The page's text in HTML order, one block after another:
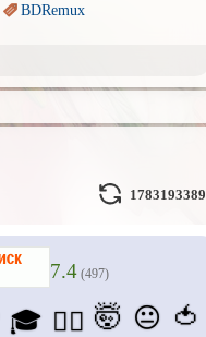
BDRemux
Антиутопия
Индийское кино
Параллельные миры
Пеплум
Про акул
Про вампиров
1783193389
7.4 (497)
🎓 😵‍💫 🤯 😐 🍅